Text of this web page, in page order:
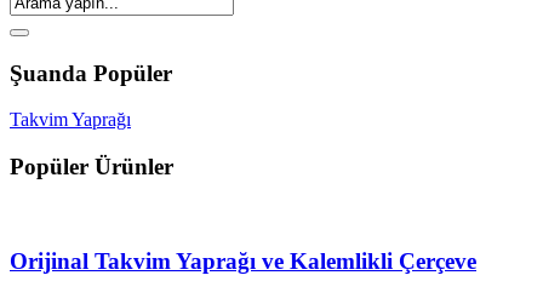
Şuanda Popüler
Takvim Yaprağı
Popüler Ürünler
Orijinal Takvim Yaprağı ve Kalemlikli Çerçeve